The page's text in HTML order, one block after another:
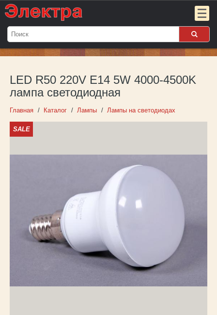
Мой
Пока
пуст
Войти
О компании
Новости
Каталог
товаров
LED R50 220V E14 5W 4000-4500K
лампа светодиодная
Главная Каталог Лампы Лампы на светодиодах
SALE